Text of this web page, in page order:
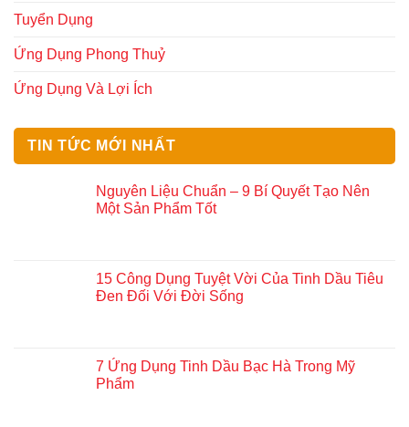
Tuyển Dụng
Ứng Dụng Phong Thuỷ
Ứng Dụng Và Lợi Ích
TIN TỨC MỚI NHẤT
Nguyên Liệu Chuẩn – 9 Bí Quyết Tạo Nên
Một Sản Phẩm Tốt
15 Công Dụng Tuyệt Vời Của Tinh Dầu Tiêu
Đen Đối Với Đời Sống
7 Ứng Dụng Tinh Dầu Bạc Hà Trong Mỹ
Phẩm